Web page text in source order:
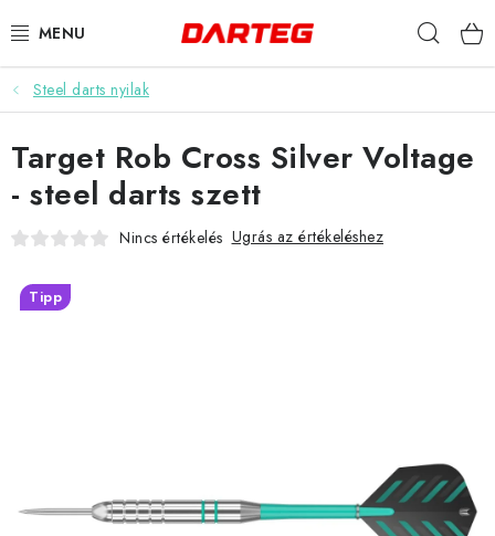
tartalomhoz
DARTS
DARTS TÁBLÁK
TARTOZÉKOK A TÁBLÁKHOZ
KIEGÉSZÍTŐK
Steel darts nyilak
Target Rob Cross Silver Voltage
- steel darts szett
Nincs értékelés Ugrás az értékeléshez
Tipp